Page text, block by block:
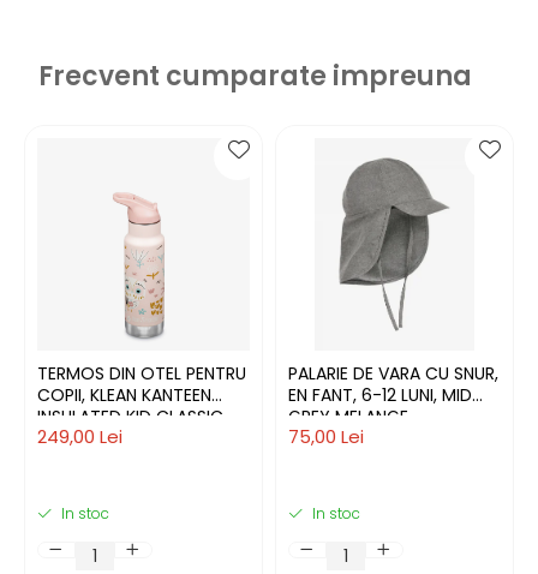
Frecvent cumparate impreuna
TERMOS DIN OTEL PENTRU
COPII, KLEAN KANTEEN
INSULATED KID CLASSIC
NARROW 355ML , CU
249,00 Lei
In stoc
PALARIE DE VARA CU SNUR,
EN FANT, 6-12 LUNI, MID
GREY MELANGE
75,00 Lei
In stoc